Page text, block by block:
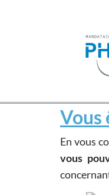
Vous
En vous
vous